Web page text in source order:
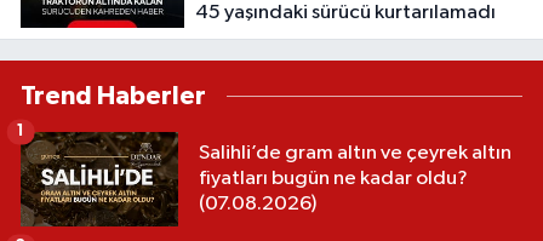
45 yaşındaki sürücü kurtarılamadı
Trend Haberler
Salihli’de gram altın ve çeyrek altın
fiyatları bugün ne kadar oldu?
(07.08.2026)
1